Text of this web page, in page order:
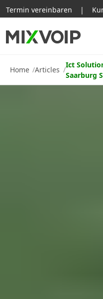
Home Articles
Ict
Saarburg
Termin vereinbaren |